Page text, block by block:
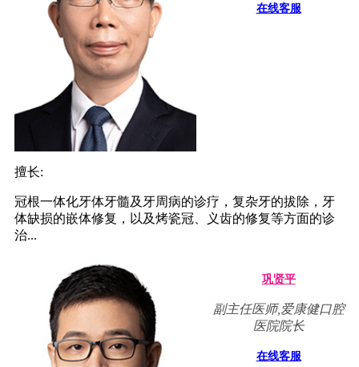
在线客服
擅长:
冠根一体化牙体牙髓及牙周病的诊疗，复杂牙的拔除，牙
体缺损的嵌体修复，以及烤瓷冠、义齿的修复等方面的诊
治...
巩贤平
副主任医师,爱康健口腔
医院院长
在线客服